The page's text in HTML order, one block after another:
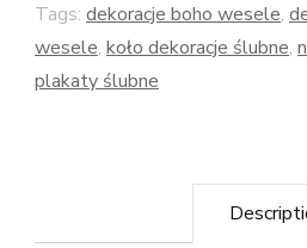
Tags: dekoracje boho wesele,
wesele, koło dekoracje ślubne,
plakaty ślubne